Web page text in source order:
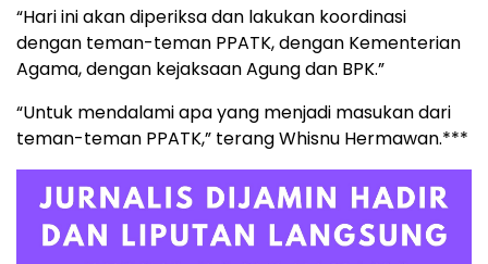
“Hari ini akan diperiksa dan lakukan koordinasi
dengan teman-teman PPATK, dengan Kementerian
Agama, dengan kejaksaan Agung dan BPK.”
“Untuk mendalami apa yang menjadi masukan dari
teman-teman PPATK,” terang Whisnu Hermawan.***